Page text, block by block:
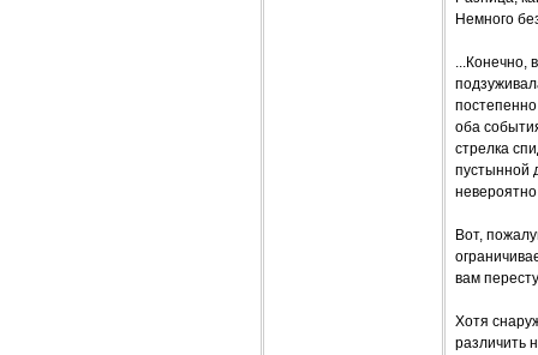
Немного
...Конечно,
оба
стрелка
пустынной
Вот,
вам
Хотя
различить